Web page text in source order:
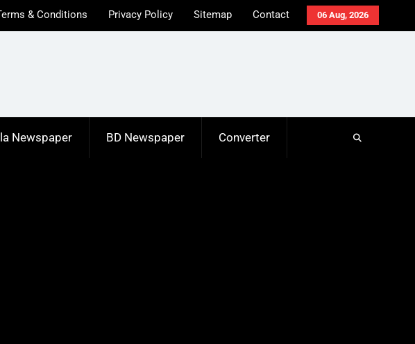
06 Aug, 2026
& Conditions Privacy Policy Sitemap
Contact
Newspaper BD Newspaper Converter